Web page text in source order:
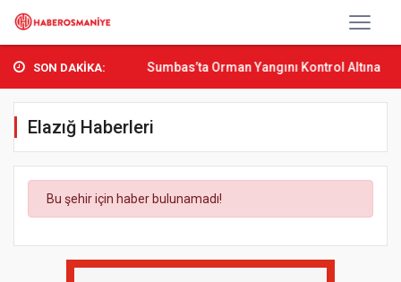
SON DAKİKA:
Aşkın Bak Osmani... Sumbas’ta Orman Yangını Kontrol Altına
Elazığ Haberleri
Bu şehir için haber bulunamadı!